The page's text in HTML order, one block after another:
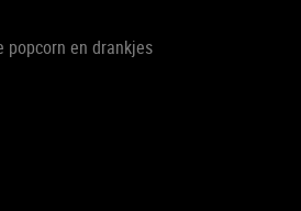
popcorn en drankjes